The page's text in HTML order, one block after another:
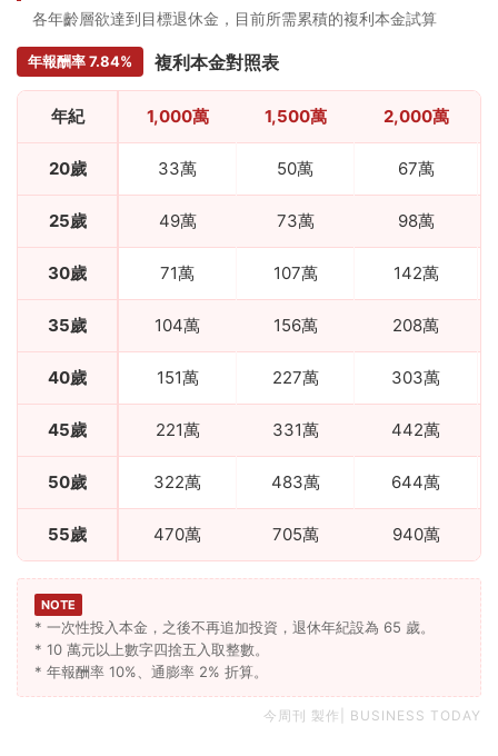
各年齡層欲達到目標退休金，目前所需累積的複利本金試算
年報酬率 7.84% 複利本金對照表
年紀 1,000萬 1,500萬 2,000萬
20歲 33萬 50萬 67萬
25歲 49萬 73萬 98萬
30歲 71萬 107萬 142萬
35歲 104萬 156萬 208萬
40歲 151萬 227萬 303萬
45歲 221萬 331萬 442萬
50歲 322萬 483萬 644萬
55歲 470萬 705萬 940萬
NOTE
* 一次性投入本金，之後不再追加投資，退休年紀設為 65 歲。
* 10 萬元以上數字四捨五入取整數。
* 年報酬率 10%、通膨率 2% 折算。
今周刊 製作| BUSINESS TODAY